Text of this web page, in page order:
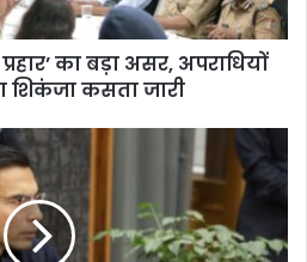
का बड़ा असर, अपराधियों
शिकंजा कसता जारी